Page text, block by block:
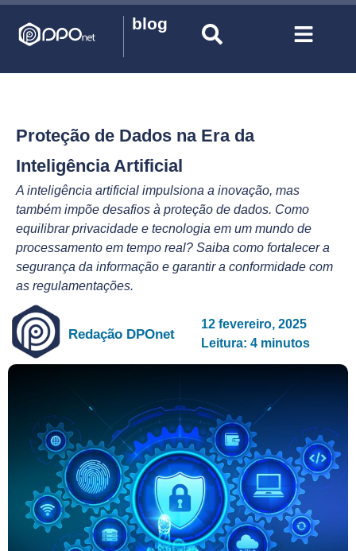
blog
Proteção de Dados na Era da
Inteligência Artificial
A inteligência artificial impulsiona a inovação, mas
também impõe desafios à proteção de dados. Como
equilibrar privacidade e tecnologia em um mundo de
processamento em tempo real? Saiba como fortalecer a
segurança da informação e garantir a conformidade com
as regulamentações.
Redação DPOnet
12 fevereiro, 2025
Leitura: 4 minutos